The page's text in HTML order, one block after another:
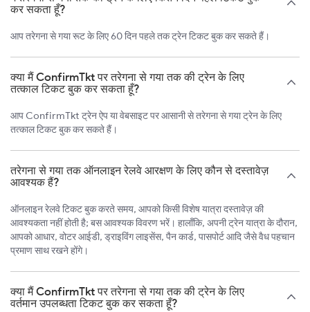
कर सकता हूँ?
आप तरेगना से गया रूट के लिए 60 दिन पहले तक ट्रेन टिकट बुक कर सकते हैं।
क्या मैं ConfirmTkt पर तरेगना से गया तक की ट्रेन के लिए
तत्काल टिकट बुक कर सकता हूँ?
आप ConfirmTkt ट्रेन ऐप या वेबसाइट पर आसानी से तरेगना से गया ट्रेन के लिए
तत्काल टिकट बुक कर सकते हैं।
तरेगना से गया तक ऑनलाइन रेलवे आरक्षण के लिए कौन से दस्तावेज़
आवश्यक हैं?
ऑनलाइन रेलवे टिकट बुक करते समय, आपको किसी विशेष यात्रा दस्तावेज़ की
आवश्यकता नहीं होती है; बस आवश्यक विवरण भरें। हालाँकि, अपनी ट्रेन यात्रा के दौरान,
आपको आधार, वोटर आईडी, ड्राइविंग लाइसेंस, पैन कार्ड, पासपोर्ट आदि जैसे वैध पहचान
प्रमाण साथ रखने होंगे।
क्या मैं ConfirmTkt पर तरेगना से गया तक की ट्रेन के लिए
वर्तमान उपलब्धता टिकट बुक कर सकता हूँ?